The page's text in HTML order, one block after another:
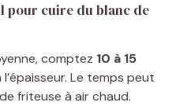
V
pour cuire du blanc de
comptez 10 à 15
Le temps peut
friteuse à air chaud.